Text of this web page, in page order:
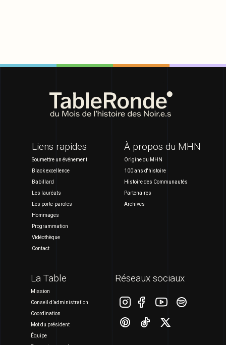
Liens rapides
Soumettre un événement
Black excellence
Babillard
Les lauréats
Les porte-paroles
Hommages
Programmation
Vidéothèque
Contact
À propos du MHN
Origine du MHN
100 ans d'histoire
Histoire des Communautés
Partenaires
Archives
La Table
Mission
Conseil d’administration
Coordination
Mot du président
Équipe
Réseaux sociaux